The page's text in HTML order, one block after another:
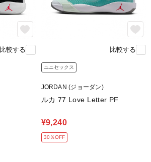
比較する 比較する
ユニセックス
JORDAN (ジョーダン)
ルカ 77 Love Letter PF
¥9,240
30％OFF